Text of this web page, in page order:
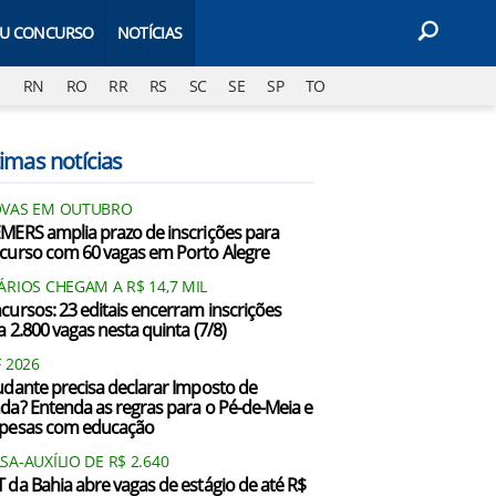
CONCURSO NOTÍCIAS
RN RO RR RS SC SE SP TO
notícias
EM OUTUBRO
amplia prazo de inscrições para
com 60 vagas em Porto Alegre
CHEGAM A R$ 14,7 MIL
23 editais encerram inscrições
2.800 vagas nesta quinta (7/8)
2026
precisa declarar Imposto de
Entenda as regras para o Pé-de-Meia e
com educação
AUXÍLIO DE R$ 2.640
da Bahia abre vagas de estágio de até R$